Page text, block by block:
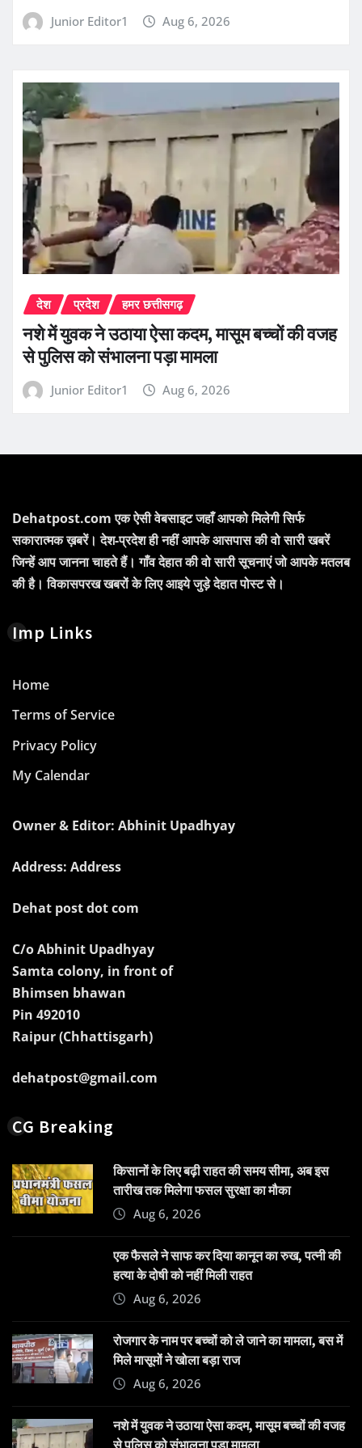
Junior Editor1 Aug 6, 2026
देश प्रदेश हमर छत्तीसगढ़
नशे में युवक ने उठाया ऐसा कदम, मासूम बच्चों की वजह
से पुलिस को संभालना पड़ा मामला
Junior Editor1 Aug 6, 2026
Dehatpost.com एक ऐसी वेबसाइट जहाँ आपको मिलेगी सिर्फ
सकारात्मक ख़बरें। देश-प्रदेश ही नहीं आपके आसपास की वो सारी खबरें
जिन्हें आप जानना चाहते हैं। गाँव देहात की वो सारी सूचनाएं जो आपके मतलब
की है। विकासपरख खबरों के लिए आइये जुड़े देहात पोस्ट से।
Imp Links
Home
Terms of Service
Privacy Policy
My Calendar
Owner & Editor: Abhinit Upadhyay
Address: Address
Dehat post dot com
C/o Abhinit Upadhyay
Samta colony, in front of
Bhimsen bhawan
Pin 492010
Raipur (Chhattisgarh)
dehatpost@gmail.com
CG Breaking
किसानों के लिए बढ़ी राहत की समय सीमा, अब इस
तारीख तक मिलेगा फसल सुरक्षा का मौका
Aug 6, 2026
एक फैसले ने साफ कर दिया कानून का रुख, पत्नी की
हत्या के दोषी को नहीं मिली राहत
Aug 6, 2026
रोजगार के नाम पर बच्चों को ले जाने का मामला, बस में
मिले मासूमों ने खोला बड़ा राज
Aug 6, 2026
नशे में युवक ने उठाया ऐसा कदम, मासूम बच्चों की वजह